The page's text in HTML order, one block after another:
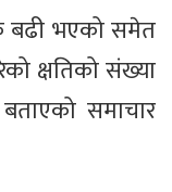
भएको समेत
क्षतिको संख्या
समाचार